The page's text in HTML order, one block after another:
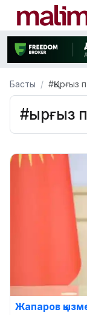
Басты #Қырғыз
#Қырғыз
Жапаров